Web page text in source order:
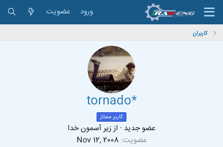
ورود عضویت
کاربران
tornado*
کاربر ممتاز
عضو جدید · از زیر آسمون خدا
عضویت Nov 12, 2008